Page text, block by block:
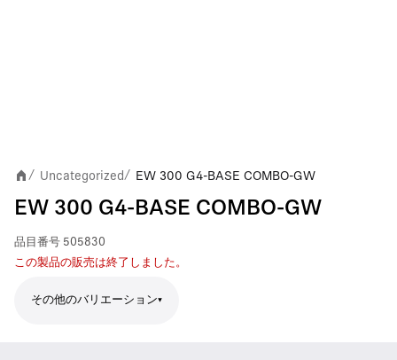
/ Uncategorized/ EW 300 G4-BASE COMBO-GW
EW 300 G4-BASE COMBO-GW
品目番号 505830
この製品の販売は終了しました。
その他のバリエーション